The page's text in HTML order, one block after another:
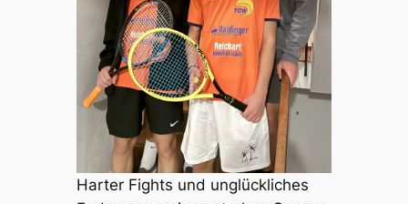
Harter Fights und unglückliches